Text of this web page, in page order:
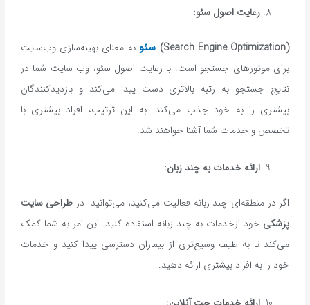
رعایت اصول سئو:
(Search Engine Optimization) سئو به معنای بهینه‌سازی وب‌سایت
برای موتورهای جستجو است. با رعایت اصول سئو، وب ‌سایت شما در
نتایج جستجو به رتبه بالاتری دست پیدا می‌کند و بازدیدکنندگان
بیشتری را به خود جذب می‌کند. به این ترتیب، افراد بیشتری با
تخصص و خدمات شما آشنا خواهند شد.
ارائه خدمات به چند زبان:
اگر در منطقه‌ای چند زبانه فعالیت می‌کنید، می‌توانید در طراحی سایت
پزشکی خود ازخدمات به چند زبانه استفاده کنید. این امر به شما کمک
می‌کند تا به طیف وسیع‌تری از بیماران دسترسی پیدا کنید و خدمات
خود را به افراد بیشتری ارائه دهید.